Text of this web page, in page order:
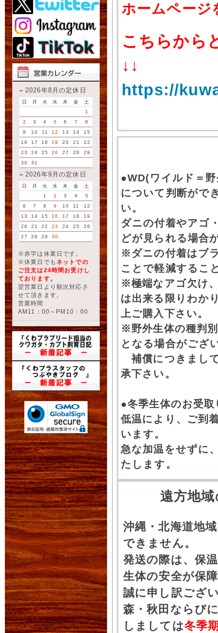
2026年8月の定休日
日 月 火 水 木 金
土
1
2
3 4 5 6 7
8
9
10 11 12 13 14
15
16
17 18 19 20 21
22
23
24 25 26 27 28
29
30
31
2026年9月の定休日
日 月 火 水 木 金
土
1
2 3 4
5
6
7 8 9 10 11
12
13
14 15 16 17 18
19
20
21 22 23 24 25
26
27
28 29 30
※赤字は休業日です。
※休業日でも ネットでの
ご注文は24時間お受けし
ております。
翌営業日より順次対応さ
せて頂きます。
営業時間
AM11：00～PM10：00
ホームページ
こちらから
↓↓
https://
●WD(ワイルド＝
について判断がで
い。
ダニの付着やアゴ
どが見られる場合
※ダニの付着はブ
ことで軽減するこ
※極端なアゴ欠け
は出来る限りわか
上ご購入下さい。
※野外生体の種判
となる場合がござ
補償につきまし
承下さい。
●冬季生体のお受
低温により、ご到
います。
急な加温をせずに
たします。
遠方地
沖縄・北海道地
できません。
発送の際は、保
生体の安全が保
誠に申し訳ござ
森・秋田ならび
しましては冬季